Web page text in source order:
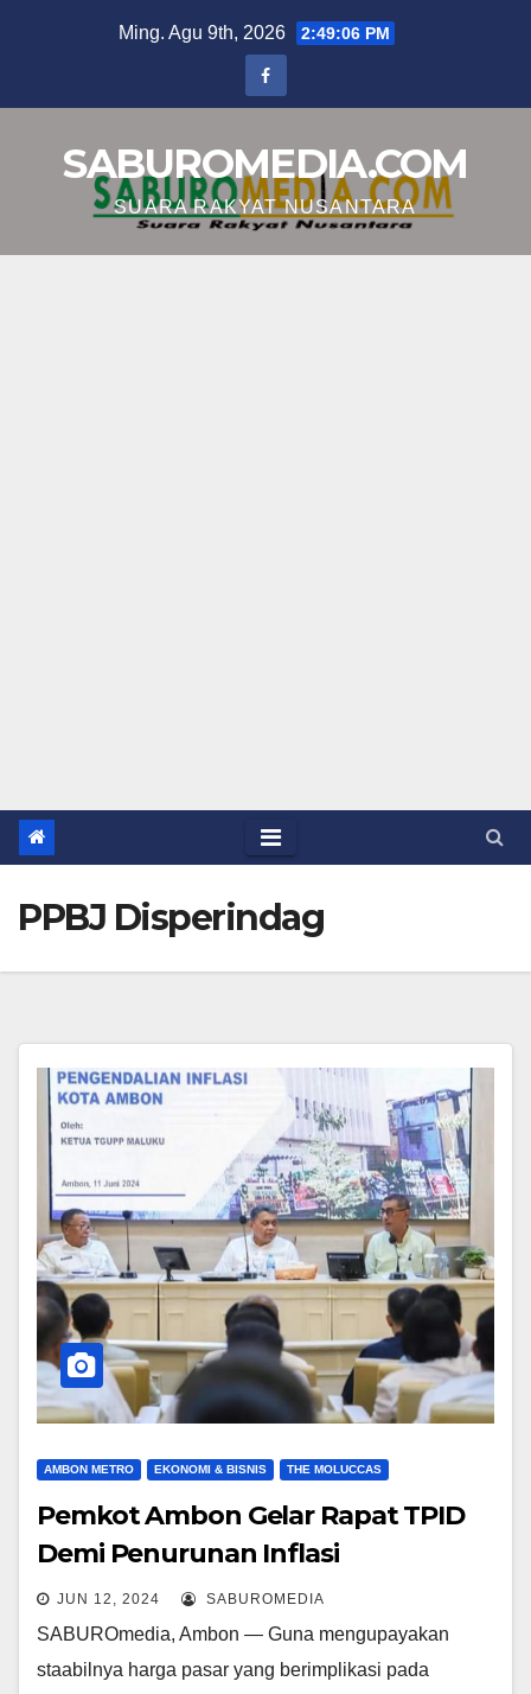
Ming. Agu 9th, 2026 2:49:07 PM
SABUROMEDIA.COM
SUARA RAKYAT NUSANTARA
PPBJ Disperindag
AMBON METRO EKONOMI & BISNIS THE MOLUCCAS
Pemkot Ambon Gelar Rapat TPID
Demi Penurunan Inflasi
JUN 12, 2024 SABUROMEDIA
SABUROmedia, Ambon — Guna mengupayakan
staabilnya harga pasar yang berimplikasi pada